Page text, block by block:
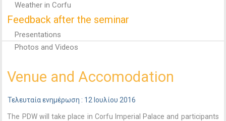
Weather in Corfu
Feedback after the seminar
Presentations
Photos and Videos
Venue and Accomodation
Τελευταία ενημέρωση : 12 Ιουλίου 2016
The PDW will take place in Corfu Imperial Palace and participants